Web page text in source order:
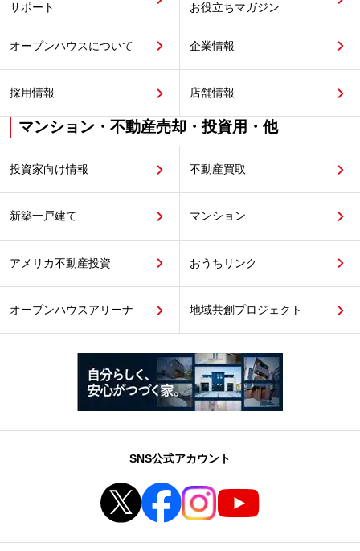
サポート
お役立ちマガジン
オープンハウスについて 企業情報
採用情報 店舗情報
マンション・不動産売却・投資用・他
投資家向け情報 不動産買取
新築一戸建て マンション
アメリカ不動産投資 おうちリンク
オープンハウスアリーナ 地域共創プロジェクト
SNS公式アカウント